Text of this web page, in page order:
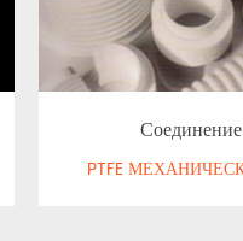
PTFE